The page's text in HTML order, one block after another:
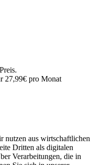
27,99€ pro Monat
nutzen aus wirtschaftlichen
Dritten als digitalen
Verarbeitungen, die in